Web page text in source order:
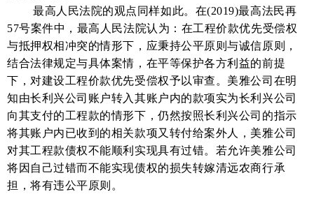
最高人民法院的观点同样如此。在(2019)最高法民再
57号案件中，最高人民法院认为：在工程价款优先受偿权
与抵押权相冲突的情形下，应秉持公平原则与诚信原则，
结合法律规定与具体案情，在平等保护各方利益的前提
下，对建设工程价款优先受偿权予以审查。美雅公司在明
知由长利兴公司账户转入其账户内的款项实为长利兴公司
向其支付的工程款的情形下，仍然按照长利兴公司的指示
将其账户内已收到的相关款项又转付给案外人，美雅公司
对其工程款债权不能顺利实现具有过错。若允许美雅公司
将因自己过错而不能实现债权的损失转嫁清远农商行承
担，将有违公平原则。